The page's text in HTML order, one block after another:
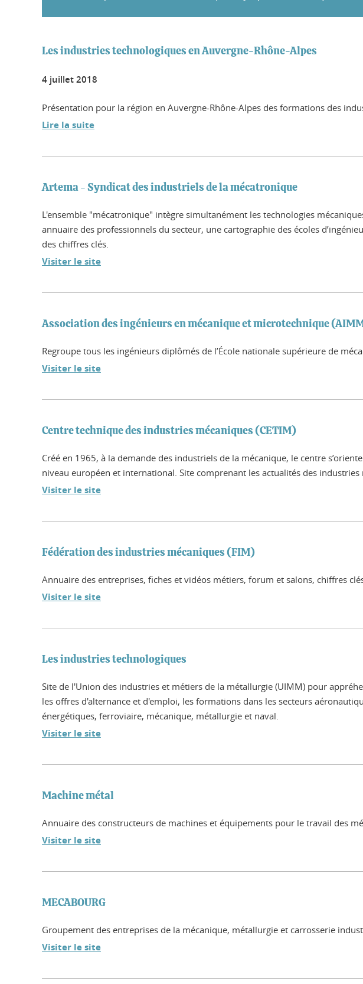
Les industries technologiques en Auvergne-Rhône-Alpes
4 juillet 2018
Présentation pour la région en Auvergne-Rhône-Alpes des formations des
Lire la suite
Artema - Syndicat des industriels de la mécatronique
L'ensemble "mécatronique" intègre simultanément les technologies
annuaire des professionnels du secteur, une cartographie des écoles
des chiffres clés.
Visiter le site
Association des ingénieurs en mécanique et microtechnique
Regroupe tous les ingénieurs diplômés de l’École nationale supérieure de
Visiter le site
Centre technique des industries mécaniques (CETIM)
Créé en 1965, à la demande des industriels de la mécanique, le centre
niveau européen et international. Site comprenant les actualités des
Visiter le site
Fédération des industries mécaniques (FIM)
Annuaire des entreprises, fiches et vidéos métiers, forum et salons, chiffres
Visiter le site
Les industries technologiques
Site de l'Union des industries et métiers de la métallurgie (UIMM) pour
les offres d'alternance et d'emploi, les formations dans les secteurs
énergétiques, ferroviaire, mécanique, métallurgie et naval.
Visiter le site
Machine métal
Annuaire des constructeurs de machines et équipements pour le travail des
Visiter le site
MECABOURG
Groupement des entreprises de la mécanique, métallurgie et carrosserie
Visiter le site